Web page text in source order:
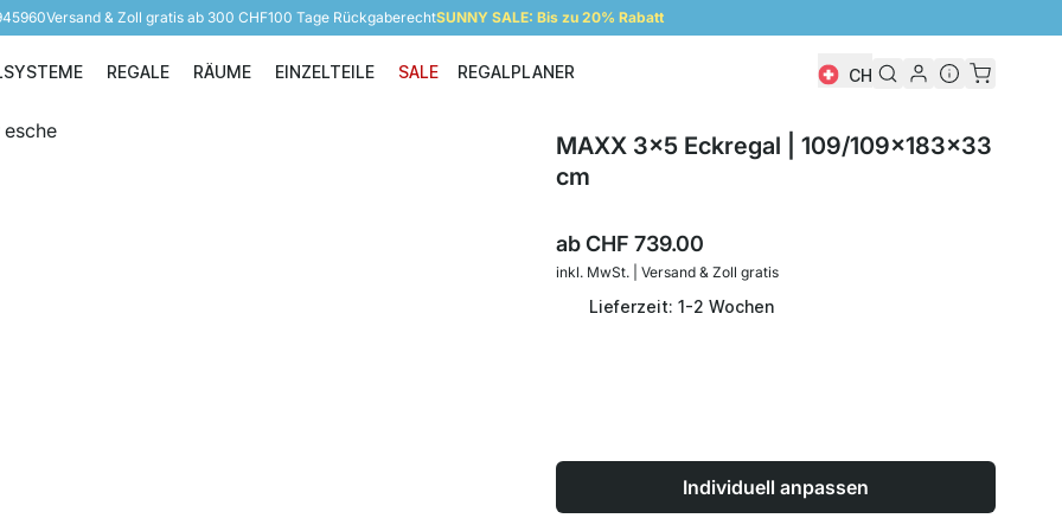
Versand & Zoll gratis ab 300 CHF100 Tage RückgaberechtSUNNY SALE: Bis zu 20% Rabatt
Regalsysteme
REGALE
Regale
RÄUME
Räume
EINZELTEILE
Einzelteile
SALE REGALPLANER CH
MAXX 3x5 Eckregal | 109/109x183x33
cm
abCHF 739.00
inkl. MwSt. | Versand & Zoll gratis
Lieferzeit: 1-2 Wochen
Individuell anpassen